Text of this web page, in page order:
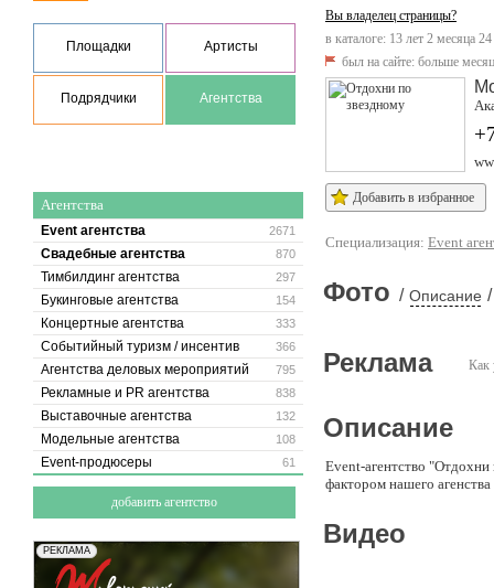
Площадки Артисты
Подрядчики Агентства
Агентства
2671
Event агентства
870
Свадебные агентства
297
Тимбилдинг агентства
154
Букинговые агентства
333
Концертные агентства
366
Событийный туризм / инсентив
795
Агентства деловых мероприятий
838
Рекламные и PR агентства
132
Выставочные агентства
108
Модельные агентства
61
Event-продюсеры
добавить агентство
Вы владелец страницы?
в каталоге: 13 лет 2 месяца
был на сайте: больше
Добавить в избранное
Специализация: Event
Фото / Описание /
Как
Реклама
Описание
Event-агентство "Отдохни
фактором нашего
Видео